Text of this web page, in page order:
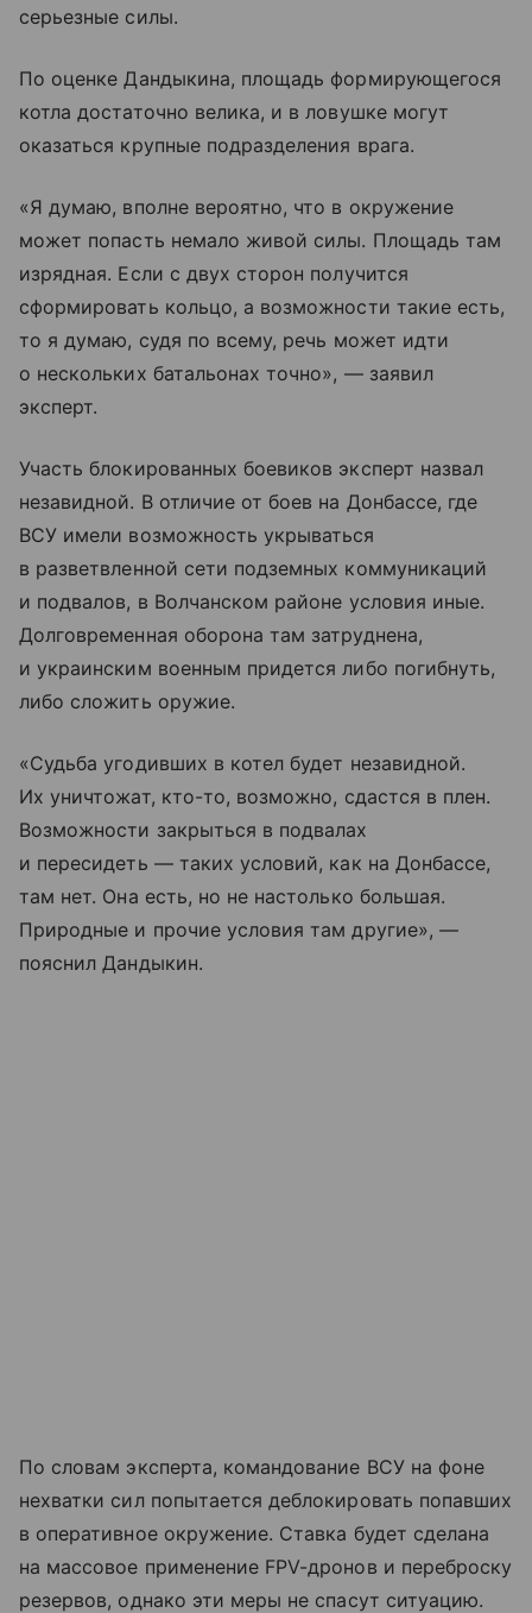
серьезные силы.
По оценке Дандыкина, площадь формирующегося
котла достаточно велика, и в ловушке могут
оказаться крупные подразделения врага.
«Я думаю, вполне вероятно, что в окружение
может попасть немало живой силы. Площадь там
изрядная. Если с двух сторон получится
сформировать кольцо, а возможности такие есть,
то я думаю, судя по всему, речь может идти
о нескольких батальонах точно», — заявил
эксперт.
Участь блокированных боевиков эксперт назвал
незавидной. В отличие от боев на Донбассе, где
ВСУ имели возможность укрываться
в разветвленной сети подземных коммуникаций
и подвалов, в Волчанском районе условия иные.
Долговременная оборона там затруднена,
и украинским военным придется либо погибнуть,
либо сложить оружие.
«Судьба угодивших в котел будет незавидной.
Их уничтожат, кто-то, возможно, сдастся в плен.
Возможности закрыться в подвалах
и пересидеть — таких условий, как на Донбассе,
там нет. Она есть, но не настолько большая.
Природные и прочие условия там другие», —
пояснил Дандыкин.
По словам эксперта, командование ВСУ на фоне
нехватки сил попытается деблокировать попавших
в оперативное окружение. Ставка будет сделана
на массовое применение FPV-дронов и переброску
резервов, однако эти меры не спасут ситуацию.